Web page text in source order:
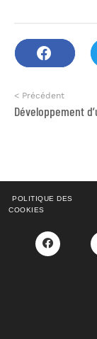
< Précédent
POLITIQUE DES
COOKIES